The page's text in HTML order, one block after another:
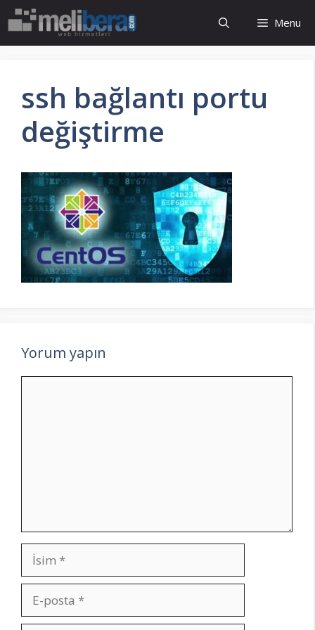
İçeriğe
Menu
ssh bağlantı portu
değiştirme
Yorum yapın
İsim
posta